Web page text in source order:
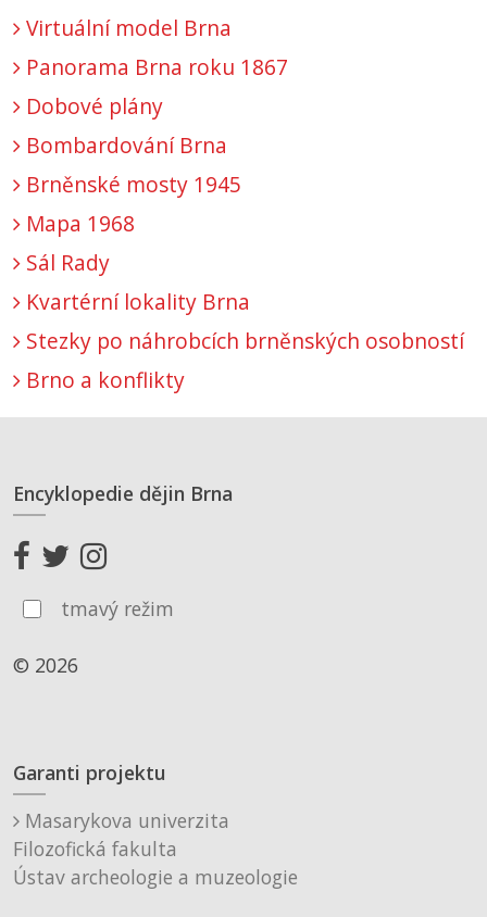
Virtuální model Brna
Panorama Brna roku 1867
Dobové plány
Bombardování Brna
Brněnské mosty 1945
Mapa 1968
Sál Rady
Kvartérní lokality Brna
Stezky po náhrobcích brněnských osobností
Brno a konflikty
Encyklopedie dějin Brna
tmavý režim
© 2026
Garanti projektu
Masarykova univerzita
Filozofická fakulta
Ústav archeologie a muzeologie